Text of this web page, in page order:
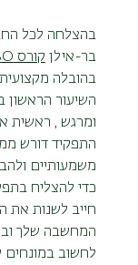
בהצלחה לכל
בר-אילן קורס CISO
בהובלה
השיעור
ומרגש , ראשית
התפקיד דורש
משמעותיים
כדי להצליח
חייב לשנות את
המחשבה שלך
לחשוב במונחים